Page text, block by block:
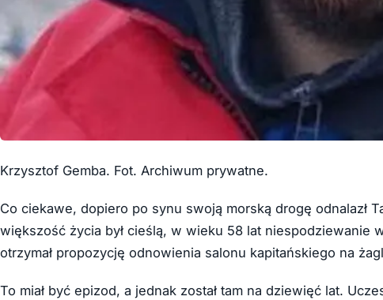
Krzysztof Gemba. Fot. Archiwum prywatne.
Co ciekawe, dopiero po synu swoją morską drogę odnalazł
większość życia był cieślą, w wieku 58 lat niespodziewanie
otrzymał propozycję odnowienia salonu kapitańskiego na
To miał być epizod, a jednak został tam na dziewięć lat.